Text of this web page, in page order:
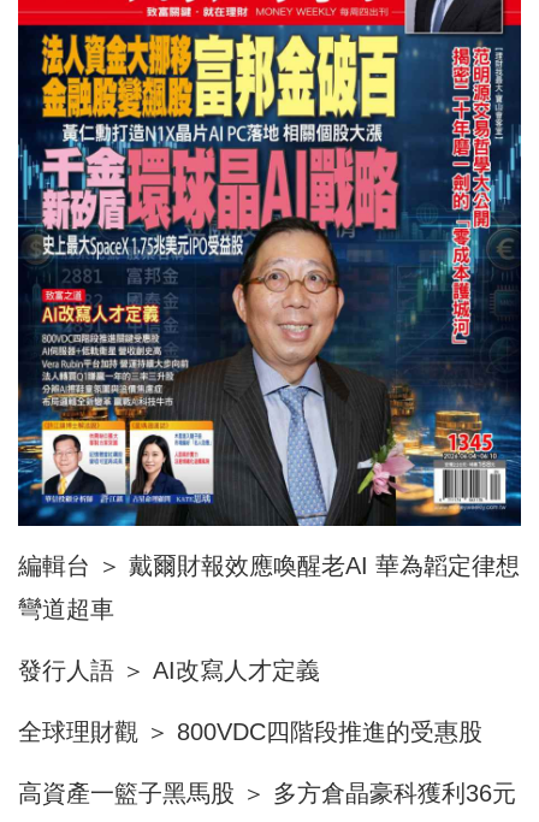
編輯台 ＞ 戴爾財報效應喚醒老AI 華為韜定律想
彎道超車
發行人語 ＞ AI改寫人才定義
全球理財觀 ＞ 800VDC四階段推進的受惠股
高資產一籃子黑馬股 ＞ 多方倉晶豪科獲利36元